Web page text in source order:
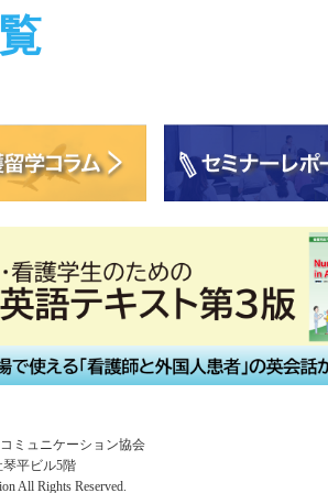
ミュニケーション協会
琴平ビル5階
All Rights Reserved.